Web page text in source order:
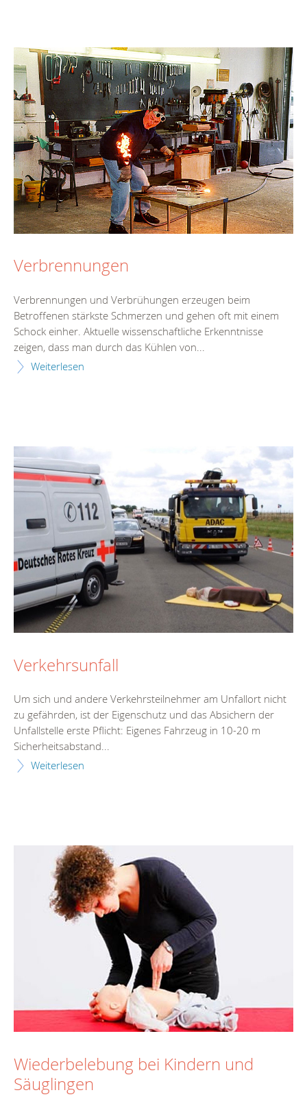
Verbrennungen
Verbrennungen und Verbrühungen erzeugen beim
Betroffenen stärkste Schmerzen und gehen oft mit einem
Schock einher. Aktuelle wissenschaftliche Erkenntnisse
zeigen, dass man durch das Kühlen von...
Weiterlesen
Verkehrsunfall
Um sich und andere Verkehrsteilnehmer am Unfallort nicht
zu gefährden, ist der Eigenschutz und das Absichern der
Unfallstelle erste Pflicht: Eigenes Fahrzeug in 10-20 m
Sicherheitsabstand...
Weiterlesen
Wiederbelebung bei Kindern und
Säuglingen